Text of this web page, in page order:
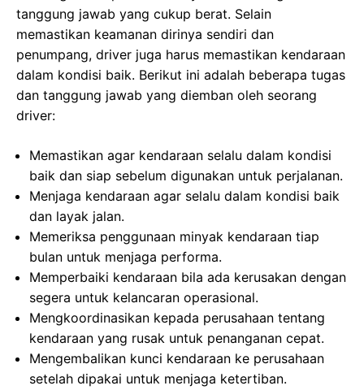
tanggung jawab yang cukup berat. Selain
memastikan keamanan dirinya sendiri dan
penumpang, driver juga harus memastikan kendaraan
dalam kondisi baik. Berikut ini adalah beberapa tugas
dan tanggung jawab yang diemban oleh seorang
driver:
Memastikan agar kendaraan selalu dalam kondisi
baik dan siap sebelum digunakan untuk perjalanan.
Menjaga kendaraan agar selalu dalam kondisi baik
dan layak jalan.
Memeriksa penggunaan minyak kendaraan tiap
bulan untuk menjaga performa.
Memperbaiki kendaraan bila ada kerusakan dengan
segera untuk kelancaran operasional.
Mengkoordinasikan kepada perusahaan tentang
kendaraan yang rusak untuk penanganan cepat.
Mengembalikan kunci kendaraan ke perusahaan
setelah dipakai untuk menjaga ketertiban.